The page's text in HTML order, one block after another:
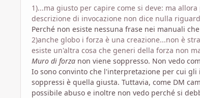
1)...ma giusto per capire come si deve: ma
descrizione di invocazione non dice nulla
Perché non esiste nessuna frase nei manuali
2)anche globo i forza è una creazione...non è
esiste un'altra cosa che generi della forza non
Muro di forza non viene soppresso. Non vedo
Io sono convinto che l'interpretazione per cui
soppressi è quella giusta. Tuttavia, come DM
possibile abuso e inoltre non vedo perché si